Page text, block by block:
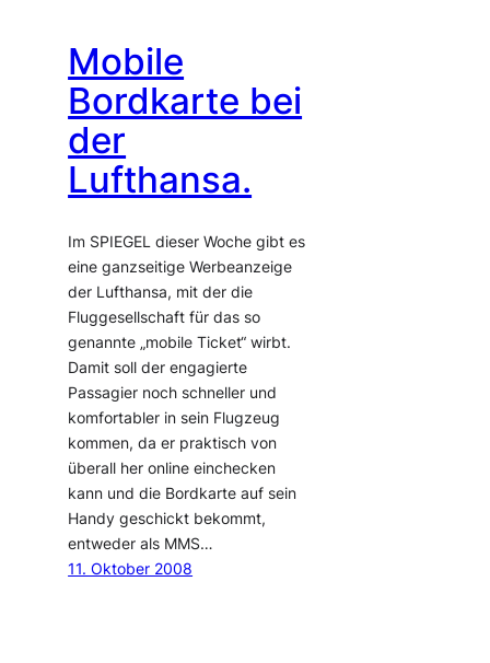
Mobile
Bordkarte bei
der
Lufthansa.
Im SPIEGEL dieser Woche gibt es
eine ganzseitige Werbeanzeige
der Lufthansa, mit der die
Fluggesellschaft für das so
genannte „mobile Ticket“ wirbt.
Damit soll der engagierte
Passagier noch schneller und
komfortabler in sein Flugzeug
kommen, da er praktisch von
überall her online einchecken
kann und die Bordkarte auf sein
Handy geschickt bekommt,
entweder als MMS…
11. Oktober 2008